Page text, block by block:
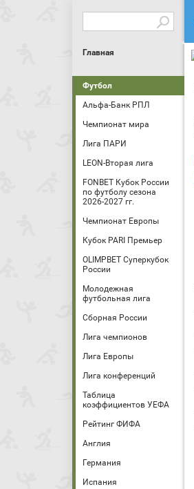
Главная
Футбол
Альфа-Банк РПЛ
Чемпионат мира
Лига ПАРИ
LEON-Вторая лига
FONBET Кубок России
по футболу сезона
2026-2027 гг.
Чемпионат Европы
Кубок PARI Премьер
OLIMPBET Суперкубок
России
Молодежная
футбольная лига
Сборная России
Лига чемпионов
Лига Европы
Лига конференций
Таблица
коэффициентов УЕФА
Рейтинг ФИФА
Англия
Германия
Испания